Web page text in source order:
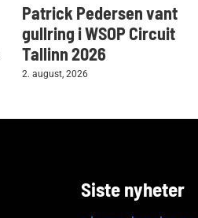
Patrick Pedersen vant
gullring i WSOP Circuit
Tallinn 2026
2. august, 2026
Siste nyheter